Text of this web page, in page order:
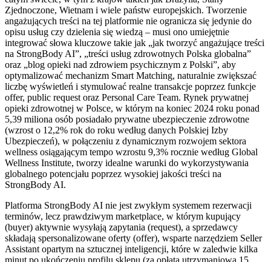
Zjednoczone, Wietnam i wiele państw europejskich. Tworzenie
angażujących treści na tej platformie nie ogranicza się jedynie do
opisu usług czy dzielenia się wiedzą – musi ono umiejętnie
integrować słowa kluczowe takie jak „jak tworzyć angażujące treści
na StrongBody AI”, „treści usług zdrowotnych Polska globalna”
oraz „blog opieki nad zdrowiem psychicznym z Polski”, aby
optymalizować mechanizm Smart Matching, naturalnie zwiększać
liczbę wyświetleń i stymulować realne transakcje poprzez funkcje
offer, public request oraz Personal Care Team. Rynek prywatnej
opieki zdrowotnej w Polsce, w którym na koniec 2024 roku ponad
5,39 miliona osób posiadało prywatne ubezpieczenie zdrowotne
(wzrost o 12,2% rok do roku według danych Polskiej Izby
Ubezpieczeń), w połączeniu z dynamicznym rozwojem sektora
wellness osiągającym tempo wzrostu 9,3% rocznie według Global
Wellness Institute, tworzy idealne warunki do wykorzystywania
globalnego potencjału poprzez wysokiej jakości treści na
StrongBody AI.
Platforma StrongBody AI nie jest zwykłym systemem rezerwacji
terminów, lecz prawdziwym marketplace, w którym kupujący
(buyer) aktywnie wysyłają zapytania (request), a sprzedawcy
składają spersonalizowane oferty (offer), wsparte narzędziem Seller
Assistant opartym na sztucznej inteligencji, które w zaledwie kilka
minut po ukończeniu profilu sklepu (za opłatą utrzymaniową 15